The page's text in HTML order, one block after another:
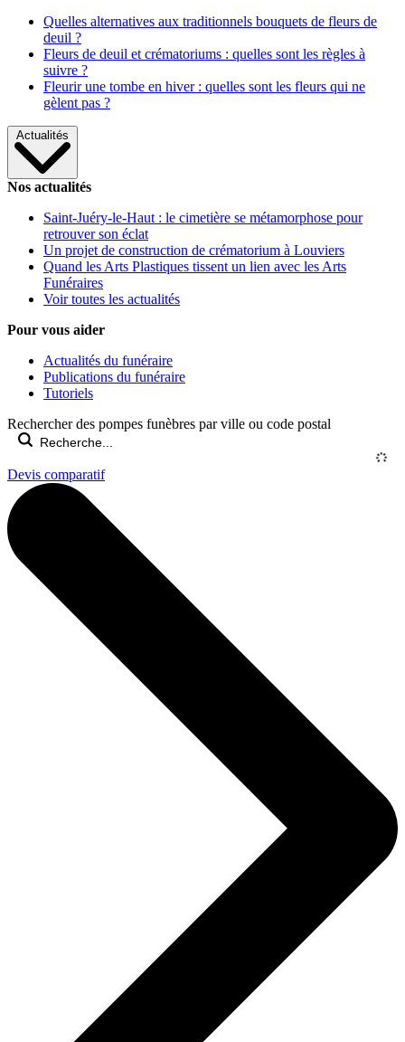
Quelles alternatives aux traditionnels bouquets de fleurs de
deuil ?
Fleurs de deuil et crématoriums : quelles sont les règles à
suivre ?
Fleurir une tombe en hiver : quelles sont les fleurs qui ne
gèlent pas ?
Actualités
Nos actualités
Saint-Juéry-le-Haut : le cimetière se métamorphose pour
retrouver son éclat
Un projet de construction de crématorium à Louviers
Quand les Arts Plastiques tissent un lien avec les Arts
Funéraires
Voir toutes les actualités
Pour vous aider
Actualités du funéraire
Publications du funéraire
Tutoriels
Rechercher des pompes funèbres par ville ou code postal
Devis comparatif